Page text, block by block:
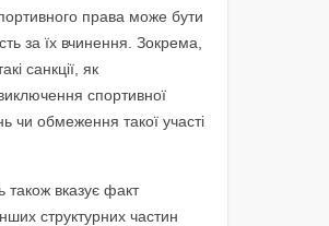
права може бути
за їх вчинення. Зокрема,
санкції, як
спортивної
чи обмеження такої участі
також вказує факт
структурних частин